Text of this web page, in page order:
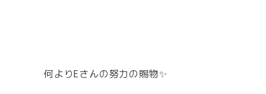
何よりEさんの努力の賜物✨